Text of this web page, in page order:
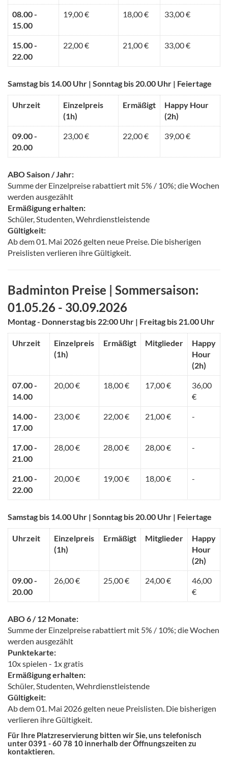
08.00 -
15.00
19,00 € 18,00 € 33,00 €
15.00 -
22.00
22,00 € 21,00 € 33,00 €
Samstag bis 14.00 Uhr | Sonntag bis 20.00 Uhr | Feiertage
Uhrzeit
Einzelpreis
(1h)
Ermäßigt
Happy Hour
(2h)
09.00 -
20.00
23,00 € 22,00 € 39,00 €
ABO Saison / Jahr:
Summe der Einzelpreise rabattiert mit 5% / 10%; die Wochen
werden ausgezählt
Ermäßigung erhalten:
Schüler, Studenten, Wehrdienstleistende
Gültigkeit:
Ab dem 01. Mai 2026 gelten neue Preise. Die bisherigen
Preislisten verlieren ihre Gültigkeit.
Badminton Preise | Sommersaison:
01.05.26 - 30.09.2026
Montag - Donnerstag bis 22:00 Uhr | Freitag bis 21.00 Uhr
Uhrzeit
Einzelpreis
(1h)
Ermäßigt Mitglieder
Happy
Hour
(2h)
07.00 -
14.00
20,00 € 18,00 € 17,00 €
36,00
€
14.00 -
17.00
23,00 € 22,00 € 21,00 € -
17.00 -
21.00
28,00 € 28,00 € 28,00 € -
21.00 -
22.00
20,00 € 19,00 € 18,00 € -
Samstag bis 14.00 Uhr | Sonntag bis 20.00 Uhr | Feiertage
Uhrzeit
Einzelpreis
(1h)
Ermäßigt Mitglieder
Happy
Hour
(2h)
09.00 -
20.00
26,00 € 25,00 € 24,00 €
46,00
€
ABO 6 / 12 Monate:
Summe der Einzelpreise rabattiert mit 5% / 10%; die Wochen
werden ausgezählt
Punktekarte:
10x spielen - 1x gratis
Ermäßigung erhalten:
Schüler, Studenten, Wehrdienstleistende
Gültigkeit:
Ab dem 01. Mai 2026 gelten neue Preislisten. Die bisherigen
verlieren ihre Gültigkeit.
Für Ihre Platzreservierung bitten wir Sie, uns telefonisch
unter 0391 - 60 78 10 innerhalb der Öffnungszeiten zu
kontaktieren.